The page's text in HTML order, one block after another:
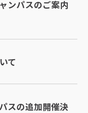
ンパスのご案内
て
スの追加開催決